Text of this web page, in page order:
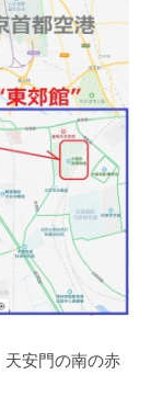
天安門の南の赤